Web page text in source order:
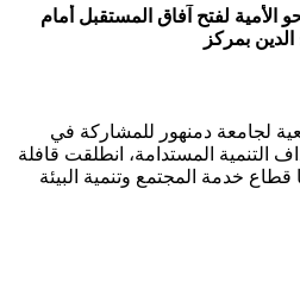
لفتح آفاق المستقبل أمام
بمركز
لجامعة دمنهور للمشاركة في
التنمية المستدامة، انطلقت قافلة
قطاع خدمة المجتمع وتنمية البيئة